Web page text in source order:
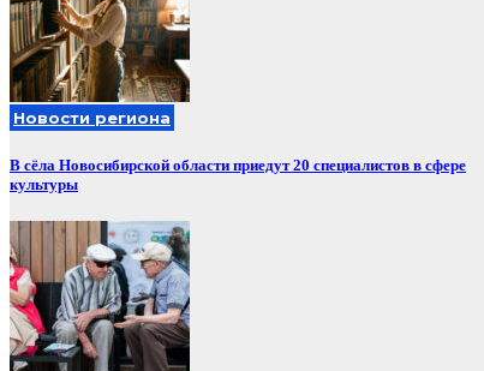
Новости региона
В сёла Новосибирской области приедут 20 специалистов в сфере
культуры